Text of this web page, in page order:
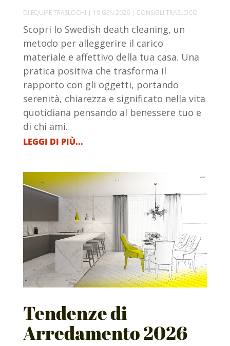
DI EQUIPE TRASLOCHI | 19 GEN 2026| CONSIGLI TRASLOCO
Scopri lo Swedish death cleaning, un
metodo per alleggerire il carico
materiale e affettivo della tua casa. Una
pratica positiva che trasforma il
rapporto con gli oggetti, portando
serenità, chiarezza e significato nella vita
quotidiana pensando al benessere tuo e
di chi ami.
LEGGI DI PIÙ...
Tendenze di
Arredamento 2026